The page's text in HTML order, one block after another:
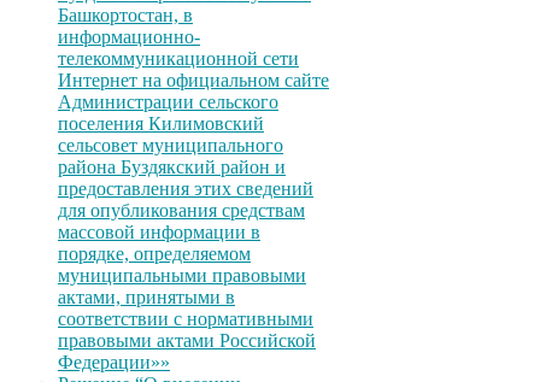
Башкортостан, в
информационно-
телекоммуникационной сети
Интернет на официальном сайте
Администрации сельского
поселения Килимовский
сельсовет муниципального
района Буздякский район и
предоставления этих сведений
для опубликования средствам
массовой информации в
порядке, определяемом
муниципальными правовыми
актами, принятыми в
соответствии с нормативными
правовыми актами Российской
Федерации»»